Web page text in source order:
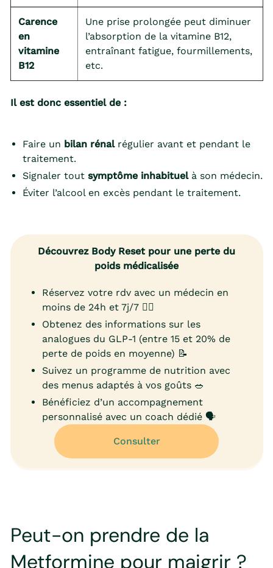
Carence
en
vitamine
B12
Une prise prolongée peut diminuer
l’absorption de la vitamine B12,
entraînant fatigue, fourmillements,
etc.
Il est donc essentiel de :
Faire un bilan rénalrégulier avant et pendant le
traitement.
Signaler tout symptôme inhabituelà son médecin.
Éviter l’alcool en excès pendant le traitement.
Découvrez Body Reset pour une perte du
poids médicalisée
Réservez votre rdv avec un médecin en
moins de 24h et 7j/7 👨‍⚕️
Obtenez des informations sur les
analogues du GLP-1 (entre 15 et 20% de
perte de poids en moyenne) 📝
Suivez un programme de nutrition avec
des menus adaptés à vos goûts 🥗
Bénéficiez d’un accompagnement
personnalisé avec un coach dédié 🗣️
Consulter
Peut-on prendre de la
Metformine pour maigrir ?